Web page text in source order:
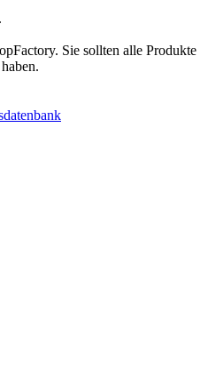
Sie sollten alle Produkte